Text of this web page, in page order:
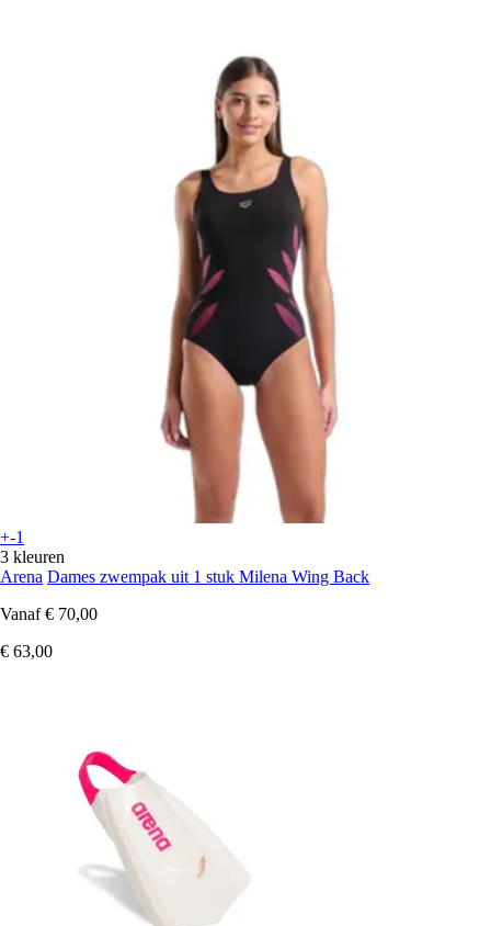
+-1
3 kleuren
Arena Dames zwempak uit 1 stuk Milena Wing Back
Vanaf € 70,00
€ 63,00